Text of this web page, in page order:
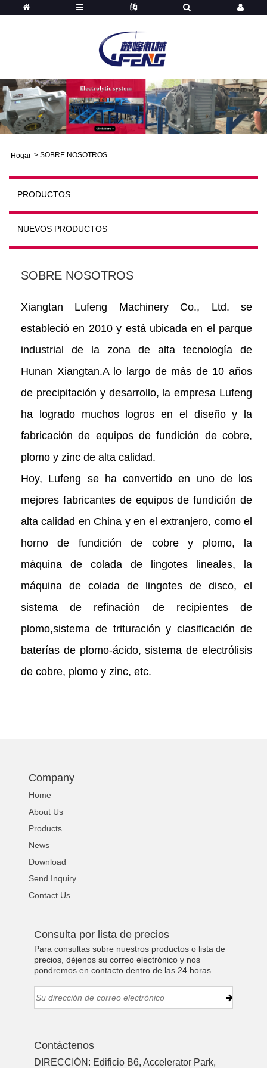
Hogar > SOBRE NOSOTROS
PRODUCTOS
NUEVOS PRODUCTOS
SOBRE NOSOTROS
Xiangtan Lufeng Machinery Co., Ltd. se
estableció en 2010 y está ubicada en el parque
industrial de la zona de alta tecnología de
Hunan Xiangtan.A lo largo de más de 10 años
de precipitación y desarrollo, la empresa Lufeng
ha logrado muchos logros en el diseño y la
fabricación de equipos de fundición de cobre,
plomo y zinc de alta calidad.
Hoy, Lufeng se ha convertido en uno de los
mejores fabricantes de equipos de fundición de
alta calidad en China y en el extranjero, como el
horno de fundición de cobre y plomo, la
máquina de colada de lingotes lineales, la
máquina de colada de lingotes de disco, el
sistema de refinación de recipientes de
plomo,sistema de trituración y clasificación de
baterías de plomo-ácido, sistema de electrólisis
de cobre, plomo y zinc, etc.
Company
Home
About Us
Products
News
Download
Send Inquiry
Contact Us
Consulta por lista de precios
Para consultas sobre nuestros productos o lista de
precios, déjenos su correo electrónico y nos
pondremos en contacto dentro de las 24 horas.
Contáctenos
DIRECCIÓN: Edificio B6, Accelerator Park,